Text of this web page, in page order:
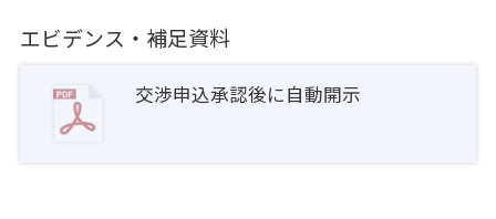
エビデンス・補足資料
交渉申込承認後に自動開示